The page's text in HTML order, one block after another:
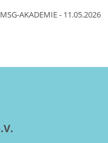
AKADEMIE - 11.05.2026